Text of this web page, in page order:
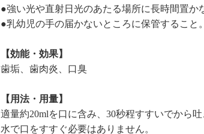
●強い光や直射日光のあたる場所に長時間置か
●乳幼児の手の届かないところに保管すること。
【効能・効果】
歯垢、歯肉炎、口臭
【用法・用量】
適量約20mlを口に含み、30秒程すすいでから吐
水で口をすすぐ必要はありません。